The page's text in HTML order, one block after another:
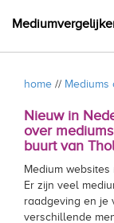
home // Mediums
Nieuw in
over
buurt van
Medium
Er zijn veel
raadgeving en je
verschillende